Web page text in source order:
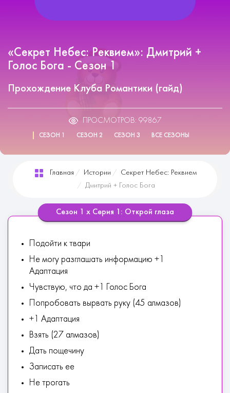
«Секрет Небес: Реквием»: Дмитрий +
Голос Бога - Сезон 1
Прохождение Клуба Романтики (гайд)
ПРОСМОТРОВ: 99867
СЕЗОН 1 СЕЗОН 2 СЕЗОН 3 ВСЕ СЕЗОНЫ
Главная Истории
Секрет Небес: Реквием
Дмитрий + Голос Бога
Сезон 1 х Серия 1: Открой глаза
Подойти к твари
Не могу разглашать информацию +1
Адаптация
Чувствую, что да +1 Голос Бога
Попробовать вырвать руку (45 алмазов)
+1 Адаптация
Взять (27 алмазов)
Дать пощечину
Записать ее
Не трогать